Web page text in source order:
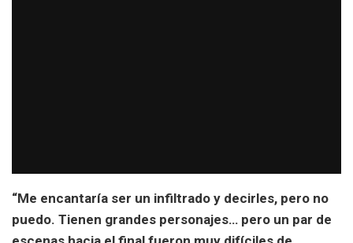
“Me encantaría ser un infiltrado y decirles, pero no
puedo. Tienen grandes personajes… pero un par de